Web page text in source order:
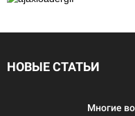
НОВЫЕ СТАТЬИ
Многие